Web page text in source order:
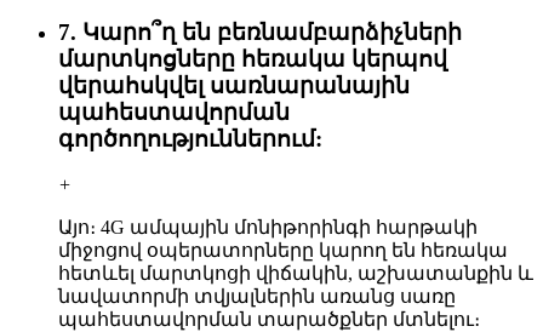
7. Կարո՞ղ են բեռնամբարձիչների
մարտկոցները հեռակա կերպով
վերահսկվել սառնարանային
պահեստավորման
գործողություններում:
+
Այո։ 4G ամպային մոնիթորինգի հարթակի
միջոցով օպերատորները կարող են հեռակա
հետևել մարտկոցի վիճակին, աշխատանքին և
նավատորմի տվյալներին առանց սառը
պահեստավորման տարածքներ մտնելու։